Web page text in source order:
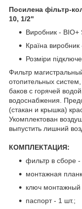
Посилена фільтр-
10, 1/2"
Виробник - BIO+
Країна виробник
Розміри
Фильтр
отопительных
баков с горячей
водоснабжения.
(стакан и крышка)
Укомплектован
выпустить лишний
КОМПЛЕКТАЦИЯ:
фильтр в сборе -
монтажная
ключ монтажный
паспорт - 1 шт.;